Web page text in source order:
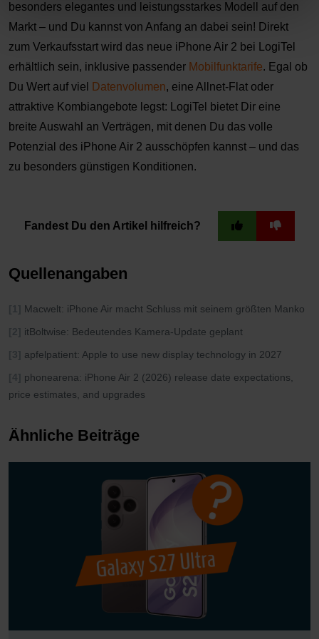
besonders elegantes und leistungsstarkes Modell auf den
Markt – und Du kannst von Anfang an dabei sein! Direkt
zum Verkaufsstart wird das neue iPhone Air 2 bei LogiTel
erhältlich sein, inklusive passender Mobilfunktarife. Egal ob
Du Wert auf viel
Datenvolumen, eine Allnet-Flat oder
attraktive Kombiangebote legst: LogiTel bietet Dir eine
breite Auswahl an Verträgen, mit denen Du das volle
Potenzial des iPhone Air 2 ausschöpfen kannst – und das
zu besonders günstigen Konditionen.
Fandest Du den Artikel hilfreich?
Quellenangaben
Macwelt: iPhone Air macht Schluss mit seinem größten Manko
itBoltwise: Bedeutendes Kamera-Update geplant
apfelpatient: Apple to use new display technology in 2027
phonearena: iPhone Air 2 (2026) release date expectations,
price estimates, and upgrades
Ähnliche Beiträge